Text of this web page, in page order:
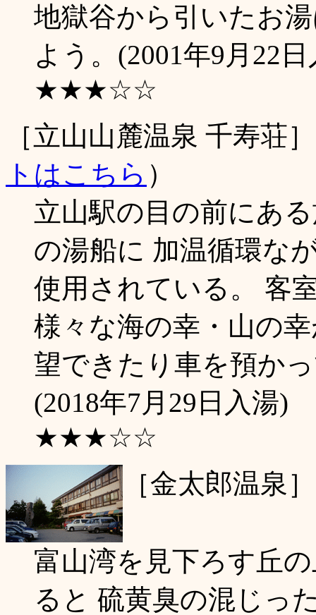
地獄谷から引いたお
よう。(2001年9月22
★★★☆☆
［立山山麓温泉 千寿荘
トはこちら ）
立山駅の目の前にあ
の湯船に 加温循環な
使用されている。 客
様々な海の幸・山の
望できたり車を預か
(2018年7月29日入湯)
★★★☆☆
［金太郎温泉
富山湾を見下ろす丘
ると 硫黄臭の混じっ